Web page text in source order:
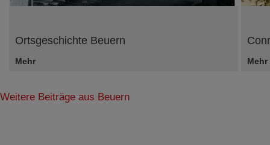
Ortsgeschichte Beuern
Mehr Mehr
Weitere Beiträge aus Beuern